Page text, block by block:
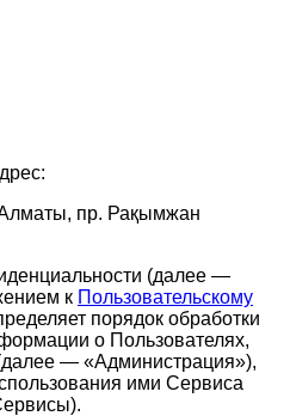
пр. Рақымжан
(далее —
к Пользовательскому
порядок обработки
о Пользователях,
— «Администрация»),
ими Cервиса